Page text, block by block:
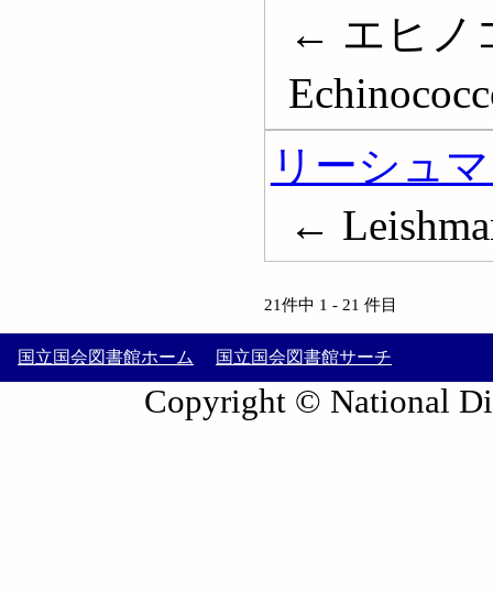
← エヒノ
リーシュ
←
21件中 1 - 21 件目
国立国会図書館ホーム 国立国会図書館サーチ
Copyright © National